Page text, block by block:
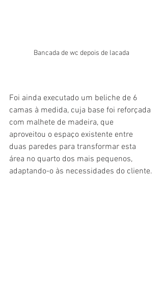
Bancada de wc depois de lacada
Foi ainda executado um beliche de 6
camas à medida, cuja base foi reforçada
com malhete de madeira, que
aproveitou o espaço existente entre
duas paredes para transformar esta
área no quarto dos mais pequenos,
adaptando-o às necessidades do cliente.